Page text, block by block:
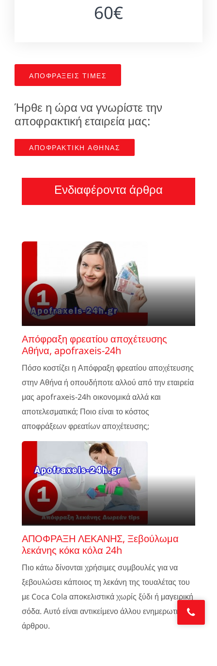
60€
ΑΠΟΦΡΑΞΕΙΣ ΤΙΜΕΣ
Ήρθε η ώρα να γνωρίστε την
αποφρακτική εταιρεία μας:
ΑΠΟΦΡΑΚΤΙΚΗ ΑΘΗΝΑΣ
Ενδιαφέροντα άρθρα
Απόφραξη φρεατίου αποχέτευσης
Αθήνα, apofraxeis-24h
Πόσο κοστίζει η Απόφραξη φρεατίου αποχέτευσης
στην Αθήνα ή οπουδήποτε αλλού από την εταιρεία
μας apofraxeis-24h οικονομικά αλλά και
αποτελεσματικά; Ποιο είναι το κόστος
αποφράξεων φρεατίων αποχέτευσης;
ΑΠΟΦΡΑΞΗ ΛΕΚΑΝΗΣ, Ξεβούλωμα
λεκάνης κόκα κόλα 24h
Πιο κάτω δίνονται χρήσιμες συμβουλές για να
ξεβουλώσει κάποιος τη λεκάνη της τουαλέτας του
με Coca Cola αποκελιστικά χωρίς ξύδι ή μαγειρική
σόδα. Αυτό είναι αντικείμενο άλλου ενημερωτικού
άρθρου.